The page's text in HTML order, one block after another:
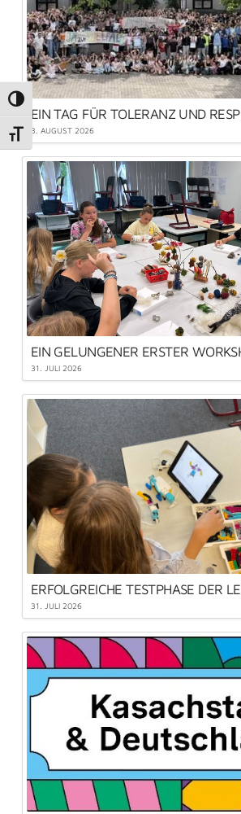
Umschalten auf hohe Kontraste
Schrift vergrößern
EIN TAG FÜR TOLERANZ UND
3. AUGUST 2026
31. JULI 2026
31. JULI 2026